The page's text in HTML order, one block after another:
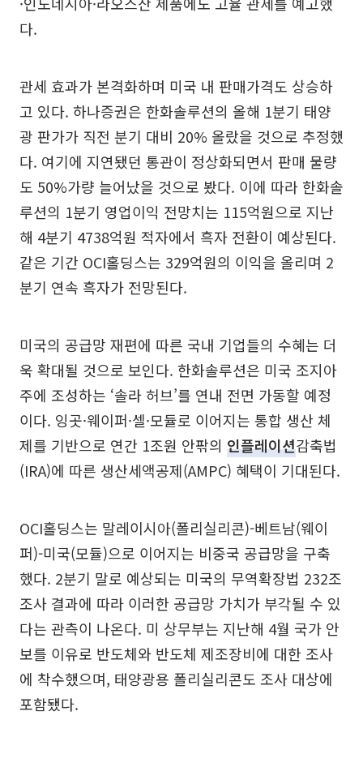
다.
관세 효과가 본격화하며 미국 내 판매가격도 상승하
고 있다. 하나증권은 한화솔루션의 올해 1분기 태양
광 판가가 직전 분기 대비 20% 올랐을 것으로 추정했
다. 여기에 지연됐던 통관이 정상화되면서 판매 물량
도 50%가량 늘어났을 것으로 봤다. 이에 따라 한화솔
루션의 1분기 영업이익 전망치는 115억원으로 지난
해 4분기 4738억원 적자에서 흑자 전환이 예상된다.
같은 기간 OCI홀딩스는 329억원의 이익을 올리며 2
분기 연속 흑자가 전망된다.
미국의 공급망 재편에 따른 국내 기업들의 수혜는 더
욱 확대될 것으로 보인다. 한화솔루션은 미국 조지아
주에 조성하는 ‘솔라 허브’를 연내 전면 가동할 예정
이다. 잉곳·웨이퍼·셀·모듈로 이어지는 통합 생산 체
제를 기반으로 연간 1조원 안팎의 인플레이션감축법
(IRA)에 따른 생산세액공제(AMPC) 혜택이 기대된다.
OCI홀딩스는 말레이시아(폴리실리콘)-베트남(웨이
퍼)-미국(모듈)으로 이어지는 비중국 공급망을 구축
했다. 2분기 말로 예상되는 미국의 무역확장법 232조
조사 결과에 따라 이러한 공급망 가치가 부각될 수 있
다는 관측이 나온다. 미 상무부는 지난해 4월 국가 안
보를 이유로 반도체와 반도체 제조장비에 대한 조사
에 착수했으며, 태양광용 폴리실리콘도 조사 대상에
포함됐다.